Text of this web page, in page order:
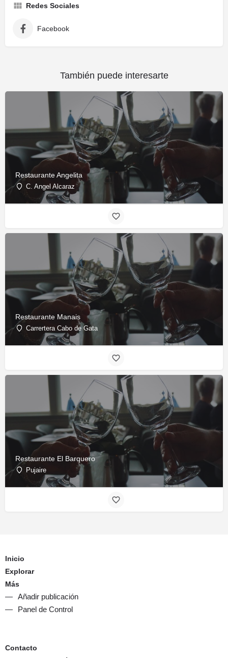
Redes Sociales
Facebook
También puede interesarte
Restaurante Angelita
C. Angel Alcaraz
Restaurante Manais
Carrertera Cabo de Gata
Restaurante El Barquero
Pujaire
Inicio
Explorar
Más
Añadir publicación
Panel de Control
Contacto